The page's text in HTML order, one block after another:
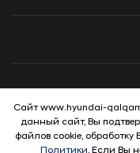
© 2026
Сайт www.hyundai-
данный сайт, Вы
файлов cookie,
Политики. Если Вы